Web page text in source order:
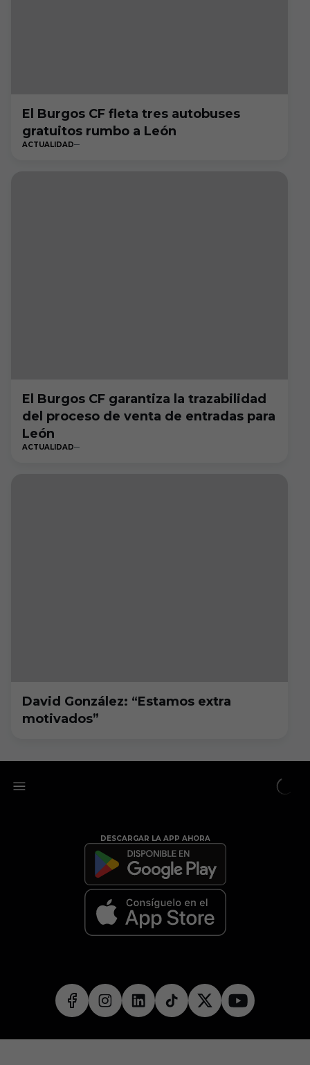
El Burgos CF fleta tres autobuses
gratuitos rumbo a León
ACTUALIDAD
El Burgos CF garantiza la trazabilidad
del proceso de venta de entradas para
León
ACTUALIDAD
David González: “Estamos extra
motivados”
DESCARGAR LA APP AHORA